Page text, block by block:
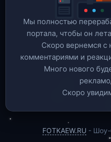
Мы полностью
портала, чтобы он
Скоро вернемся c
комментариями и
Много нового
Скоро
FOTKAEW.RU - Шоу-